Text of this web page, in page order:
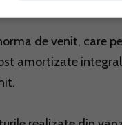
de venit, care
amortizate